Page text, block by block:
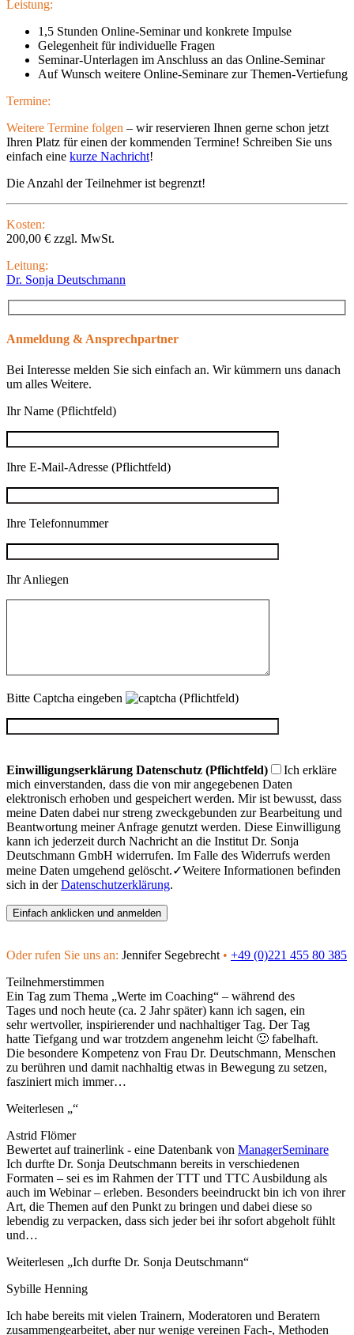
Leistung:
1,5 Stunden Online-Seminar und konkrete Impulse
Gelegenheit für individuelle Fragen
Seminar-Unterlagen im Anschluss an das Online-Seminar
Auf Wunsch weitere Online-Seminare zur Themen-Vertiefung
Termine:
Weitere Termine folgen – wir reservieren Ihnen gerne schon jetzt
Ihren Platz für einen der kommenden Termine! Schreiben Sie uns
einfach eine kurze Nachricht!
Die Anzahl der Teilnehmer ist begrenzt!
Kosten:
200,00 € zzgl. MwSt.
Leitung:
Dr. Sonja Deutschmann
Anmeldung & Ansprechpartner
Bei Interesse melden Sie sich einfach an. Wir kümmern uns danach
um alles Weitere.
Ihr Name (Pflichtfeld)
Ihre E-Mail-Adresse (Pflichtfeld)
Ihre Telefonnummer
Ihr Anliegen
Bitte Captcha eingeben (Pflichtfeld)
Einwilligungserklärung Datenschutz (Pflichtfeld)
Ich erkläre
mich einverstanden, dass die von mir angegebenen Daten
elektronisch erhoben und gespeichert werden. Mir ist bewusst, dass
meine Daten dabei nur streng zweckgebunden zur Bearbeitung und
Beantwortung meiner Anfrage genutzt werden. Diese Einwilligung
kann ich jederzeit durch Nachricht an die Institut Dr. Sonja
Deutschmann GmbH widerrufen. Im Falle des Widerrufs werden
meine Daten umgehend gelöscht.
Weitere Informationen befinden
sich in derDatenschutzerklärung.
Oder rufen Sie uns an: Jennifer Segebrecht • +49 (0)221 455 80 385
Teilnehmerstimmen
Ein Tag zum Thema „Werte im Coaching“ – während des
Tages und noch heute (ca. 2 Jahr später) kann ich sagen, ein
sehr wertvoller, inspirierender und nachhaltiger Tag. Der Tag
hatte Tiefgang und war trotzdem angenehm leicht 🙂 fabelhaft.
Die besondere Kompetenz von Frau Dr. Deutschmann, Menschen
zu berühren und damit nachhaltig etwas in Bewegung zu setzen,
fasziniert mich immer…
Weiterlesen „“
Astrid Flömer
Bewertet auf trainerlink - eine Datenbank von ManagerSeminare
Ich durfte Dr. Sonja Deutschmann bereits in verschiedenen
Formaten – sei es im Rahmen der TTT und TTC Ausbildung als
auch im Webinar – erleben. Besonders beeindruckt bin ich von ihrer
Art, die Themen auf den Punkt zu bringen und dabei diese so
lebendig zu verpacken, dass sich jeder bei ihr sofort abgeholt fühlt
und…
Weiterlesen „Ich durfte Dr. Sonja Deutschmann“
Sybille Henning
Ich habe bereits mit vielen Trainern, Moderatoren und Beratern
zusammengearbeitet, aber nur wenige vereinen Fach-, Methoden